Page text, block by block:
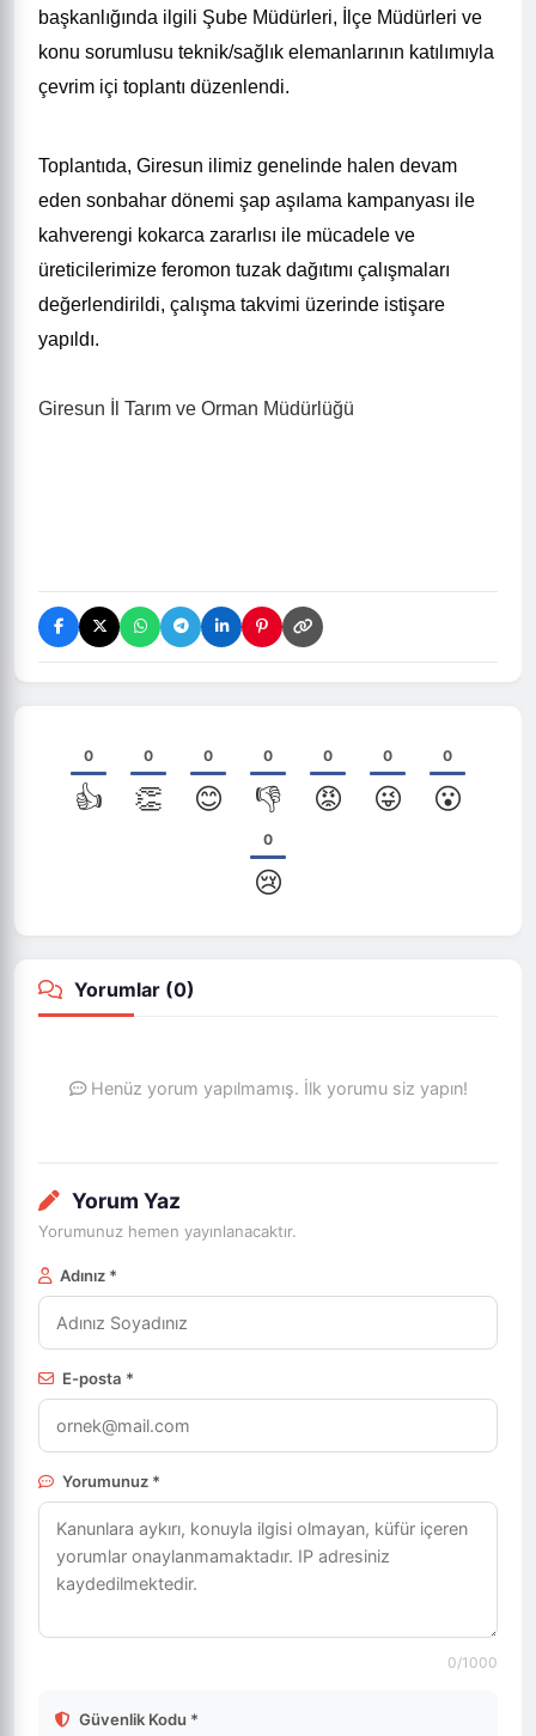
başkanlığında ilgili Şube Müdürleri, İlçe Müdürleri ve
konu sorumlusu teknik/sağlık elemanlarının katılımıyla
çevrim içi toplantı düzenlendi.
Toplantıda, Giresun ilimiz genelinde halen devam
eden sonbahar dönemi şap aşılama kampanyası ile
kahverengi kokarca zararlısı ile mücadele ve
üreticilerimize feromon tuzak dağıtımı çalışmaları
değerlendirildi, çalışma takvimi üzerinde istişare
yapıldı.
Giresun İl Tarım ve Orman Müdürlüğü
0
👍
0
👏
0
😊
0
👎
0
😡
0
😜
0
😮
0
😢
Yorumlar (0)
Henüz yorum yapılmamış. İlk yorumu siz yapın!
Yorum Yaz
Yorumunuz hemen yayınlanacaktır.
Adınız *
E-posta *
Yorumunuz *
0/1000
Güvenlik Kodu *